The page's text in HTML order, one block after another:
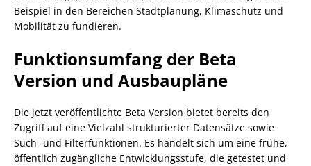
Beispiel in den Bereichen Stadtplanung, Klimaschutz und
Mobilität zu fundieren.
Funktionsumfang der Beta
Version und Ausbaupläne
Die jetzt veröffentlichte Beta Version bietet bereits den
Zugriff auf eine Vielzahl strukturierter Datensätze sowie
Such- und Filterfunktionen. Es handelt sich um eine frühe,
öffentlich zugängliche Entwicklungsstufe, die getestet und